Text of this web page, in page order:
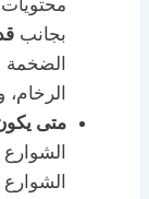
بجانب
الضخمة
متى